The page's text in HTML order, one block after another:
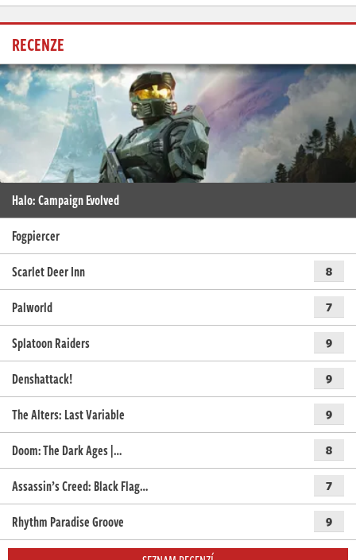
RECENZE
Halo: Campaign Evolved
Fogpiercer
Scarlet Deer Inn
8
Palworld 7
Splatoon Raiders 9
Denshattack! 9
The Alters: Last Variable 9
Doom: The Dark Ages |… 8
Assassin’s Creed: Black Flag… 7
Rhythm Paradise Groove 9